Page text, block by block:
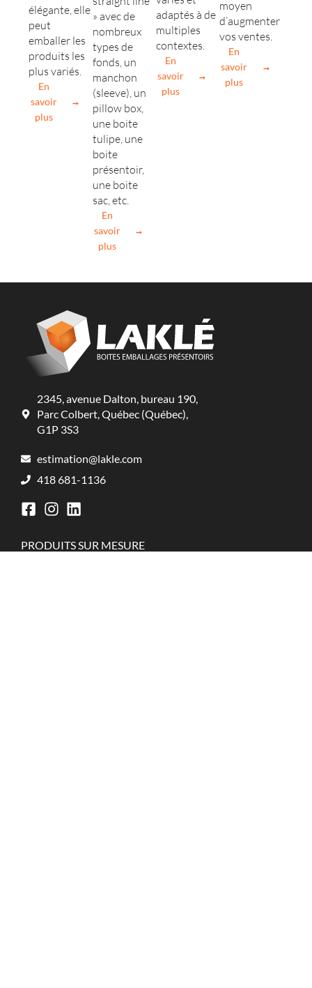
élégante, elle
peut
emballer les
produits les
plus variés.
En
savoir
plus
» avec de
nombreux
types de
fonds, un
manchon
(sleeve), un
pillow box,
une boite
tulipe, une
boite
présentoir,
une boite
sac, etc.
En
savoir
plus
adaptés à de
multiples
contextes.
En
savoir
plus
moyen
d’augmenter
vos ventes.
En
savoir
plus
2345, avenue Dalton, bureau 190,
Parc Colbert, Québec (Québec),
G1P 3S3
estimation@lakle.com
418 681-1136
PRODUITS SUR MESURE